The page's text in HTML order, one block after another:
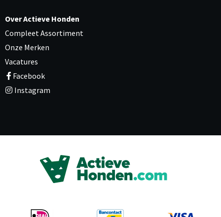
Over Actieve Honden
Compleet Assortiment
Onze Merken
Vacatures
Facebook
Instagram